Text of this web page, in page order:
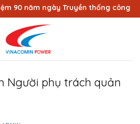
90 năm ngày Truyền thống công
Người phụ trách quản